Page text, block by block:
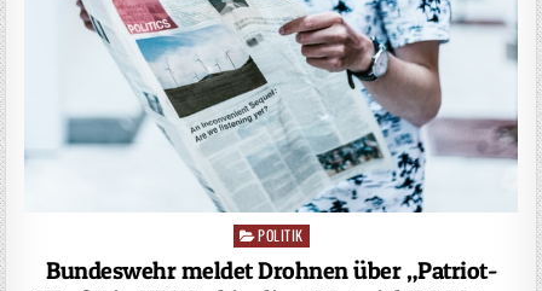
Posted
in
POLITIK
Bundeswehr meldet Drohnen über „Patriot-